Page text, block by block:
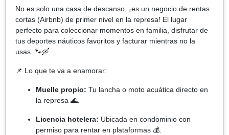
No es solo una casa de descanso, ¡es un negocio de rentas
cortas (Airbnb) de primer nivel en la represa! El lugar
perfecto para coleccionar momentos en familia, disfrutar de
tus deportes náuticos favoritos y facturar mientras no la
usas. 🐾🛶
📌 Lo que te va a enamorar:
Muelle propio: Tu lancha o moto acuática directo en
la represa 🌊.
Licencia hotelera: Ubicada en condominio con
permiso para rentar en plataformas 💰.